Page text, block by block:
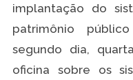
implantação do
patrimônio
segundo dia,
oficina sobre os